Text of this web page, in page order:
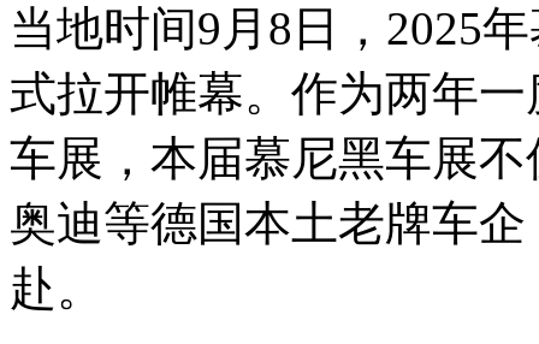
当地时间9月8日，2025
式拉开帷幕。作为两年
车展，本届慕尼黑车展
奥迪等德国本土老牌车
赴。